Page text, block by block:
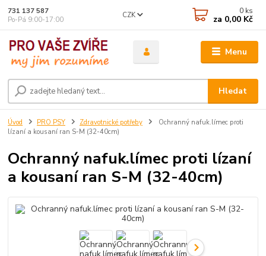
Menu
CZK
Hledat
731 137 587
Po-Pá 9:00-17:00
0 ks
za 0,00 Kč
Úvod PRO PSY Zdravotnické potřeby
Ochranný nafuk.límec proti
lízaní a kousaní ran S-M (32-40cm)
Ochranný nafuk.límec proti lízaní
a kousaní ran S-M (32-40cm)